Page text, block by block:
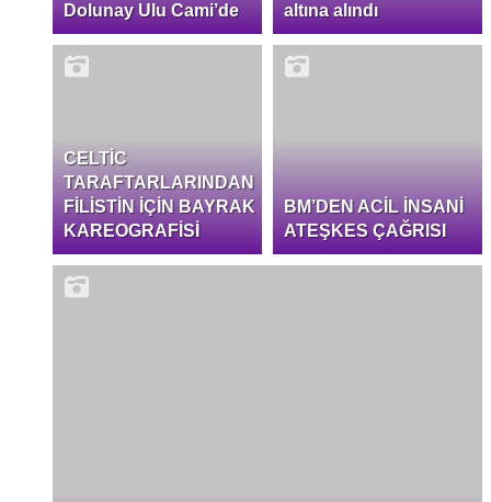
Dolunay Ulu Cami’de
altına alındı
CELTİC
TARAFTARLARINDAN
FİLİSTİN İÇİN BAYRAK
KAREOGRAFİSİ
BM’DEN ACİL İNSANİ
ATEŞKES ÇAĞRISI